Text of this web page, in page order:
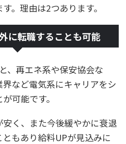
。理由は2つあります。
に転職することも可能
、再エネ系や保安協会な
など電気系にキャリアをシ
可能です。
安く、また今後緩やかに衰退
もあり給料UPが見込みに